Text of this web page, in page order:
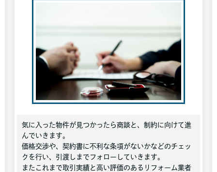
気に入った物件が見つかったら商談と、制約に向けて進
んでいきます。
価格交渉や、契約書に不利な条項がないかなどのチェッ
クを行い、引渡しまでフォローしていきます。
またこれまで取引実績と高い評価のあるリフォーム業者